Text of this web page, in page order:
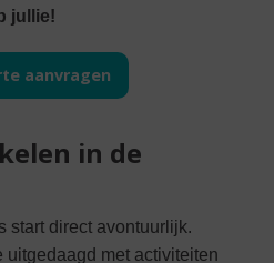
jullie!
aanvragen
in de
start direct avontuurlijk.
uitgedaagd met activiteiten